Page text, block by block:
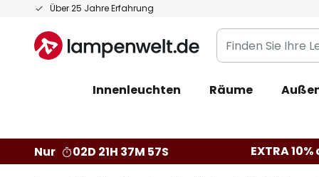
Über 25 Jahre Erfahrung
Zum
springen
Finden
Sie
Leuchte...
Innenleuchten Räume
Nur 02D 21H 37M 56S EXTRA